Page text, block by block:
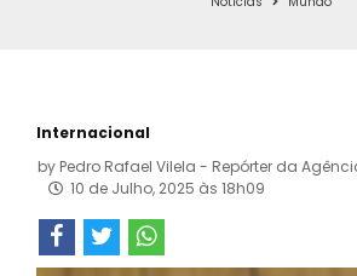
Internacional
by Pedro Rafael Vilela - Repórter da
10 de Julho, 2025 às 18h09